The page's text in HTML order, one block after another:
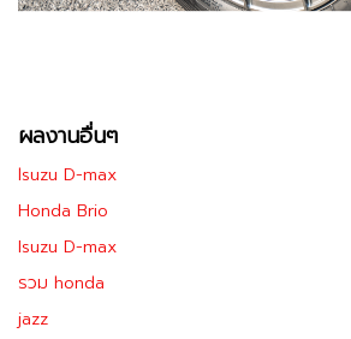
ผลงานอื่นๆ
lsuzu D-max
Honda Brio
Isuzu D-max
รวม honda
jazz